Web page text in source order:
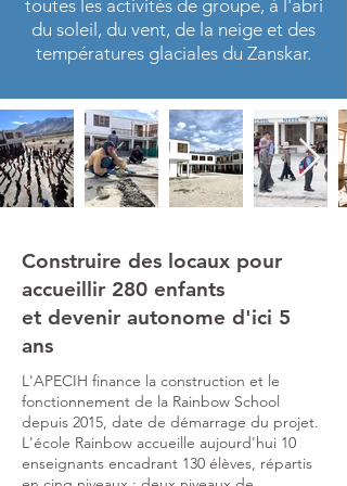
toutes les activités de groupe, à l'abri
du soleil, du vent, de la neige et des
températures glaciales du Zanskar.
Construire des locaux pour
accueillir 280 enfants
et devenir autonome d'ici 5
ans
L'APECIH finance la construction et le
fonctionnement de la Rainbow School
depuis 2015, date de démarrage du projet.
L'école Rainbow accueille aujourd'hui 10
enseignants encadrant 130 élèves, répartis